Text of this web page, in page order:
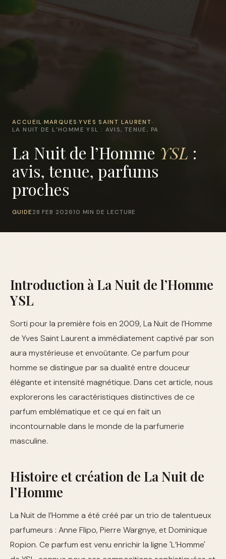
ACCUEIL ›MARQUES ›YVES SAINT LAURENT›
LA NUIT DE L’HOMME YSL : AVIS, TENUE, PA
La Nuit de l’Homme YSL :
avis, tenue, parfums
proches
GUIDE 28 FEB 202610 MIN DE LECTURE
Introduction à La Nuit de l’Homme
YSL
Sorti pour la première fois en 2009, La Nuit de l’Homme
de Yves Saint Laurent a immédiatement captivé par son
aura mystérieuse et envoûtante. Ce parfum pour
homme se distingue par sa dualité entre douceur
élégante et intensité magnétique. Dans cet article, nous
explorerons les caractéristiques distinctives de ce
parfum emblématique et ce qui en fait un
incontournable dans le monde de la parfumerie
masculine.
Histoire et création de La Nuit de
l’Homme
La Nuit de l’Homme a été créé par un trio de talentueux
parfumeurs : Anne Flipo, Pierre Wargnye, et Dominique
Ropion. Ce parfum est venu enrichir la ligne 'L’Homme'